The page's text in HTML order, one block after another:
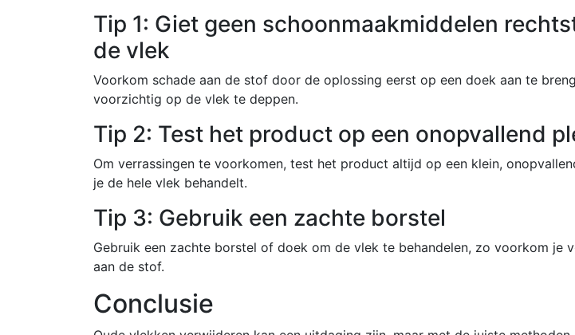
Tip 1: Giet geen schoonmaakmiddelen
de vlek
Voorkom schade aan de stof door de oplossing eerst op een doek aan te
voorzichtig op de vlek te deppen.
Tip 2: Test het product op een onopvallend
Om verrassingen te voorkomen, test het product altijd op een klein,
je de hele vlek behandelt.
Tip 3: Gebruik een zachte borstel
Gebruik een zachte borstel of doek om de vlek te behandelen, zo voorkom je
aan de stof.
Conclusie